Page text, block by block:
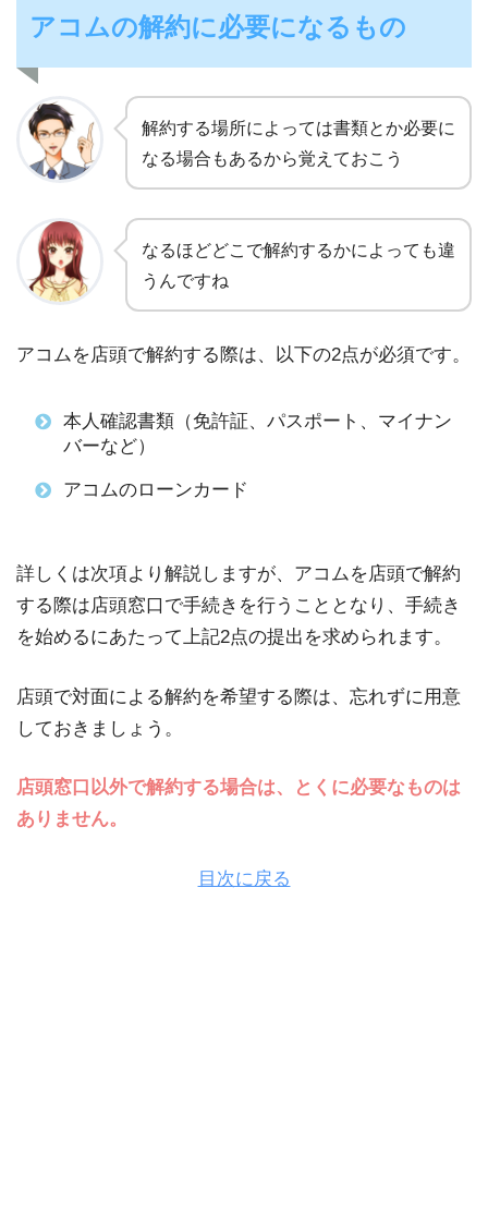
アコムの解約に必要になるもの
解約する場所によっては書類とか必要に
なる場合もあるから覚えておこう
なるほどどこで解約するかによっても違
うんですね
アコムを店頭で解約する際は、以下の2点が必須です。
本人確認書類（免許証、パスポート、マイナン
バーなど）
アコムのローンカード
詳しくは次項より解説しますが、アコムを店頭で解約
する際は店頭窓口で手続きを行うこととなり、手続き
を始めるにあたって上記2点の提出を求められます。
店頭で対面による解約を希望する際は、忘れずに用意
しておきましょう。
店頭窓口以外で解約する場合は、とくに必要なものは
ありません。
目次に戻る